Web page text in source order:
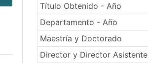
Título Obtenido - Año
Departamento - Año
Maestría y Doctorado
Director y Director Asistente